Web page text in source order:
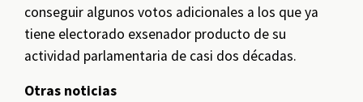
conseguir algunos votos adicionales a los que ya
tiene electorado exsenador producto de su
actividad parlamentaria de casi dos décadas.
Otras noticias